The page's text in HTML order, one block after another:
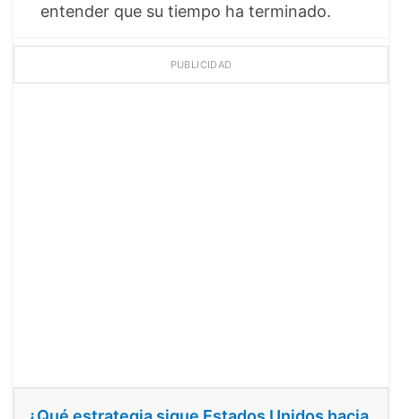
entender que su tiempo ha terminado.
PUBLICIDAD